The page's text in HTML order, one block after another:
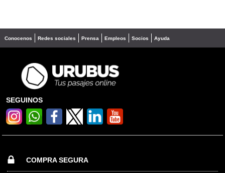
Conocenos Redes sociales Prensa Empleos Socios Ayuda
SEGUINOS
COMPRA SEGURA